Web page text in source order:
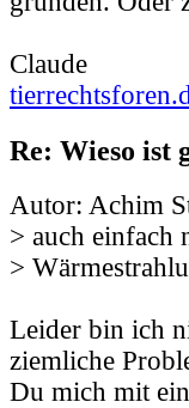
Claude
Re: Wieso ist
Autor: Achim
> auch einfach
>
Leider bin ich
ziemliche
Du mich mit